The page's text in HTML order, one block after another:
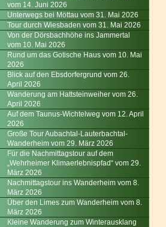
vom 14. Juni 2026
Unterwegs bei Möttau vom 31. Mai 2026
Tour durch Wiesbaden vom 31. Mai 2026
Von der Dörsbachhöhe ins Jammertal
vom 10. Mai 2026
Rund um das Gotische Haus vom 10. Mai
2026
Blick auf den Ebsdorfergrund vom 26.
April 2026
Wanderung am Hattsteinweiher vom 26.
April 2026
Auf dem Taunus-Wichtelweg vom 12. April
2026
Große Tour Aubachtal-Lauterbachtal-
Wanderheim vom 29. März 2026
Für die Nachmittagstour auf dem
„Wehrheimer Klimaerlebnispfad“ vom 29.
März 2026
Nachmittagstour ins Wanderheim vom 8.
März 2026
Über den Limes zum Wanderheim vom 8.
März 2026
Kleine Wanderung zum Winterausklang